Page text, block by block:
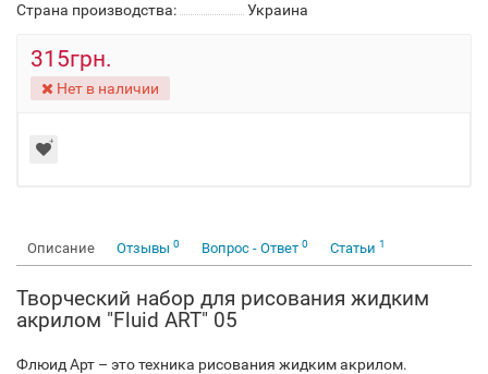
Страна производства:
Украина
315грн.
Нет в наличии
Описание Отзывы 0 Вопрос - Ответ 0 Статьи 1
Творческий набор для рисования жидким
акрилом "Fluid ART" 05
Флюид Арт – это техника рисования жидким акрилом.